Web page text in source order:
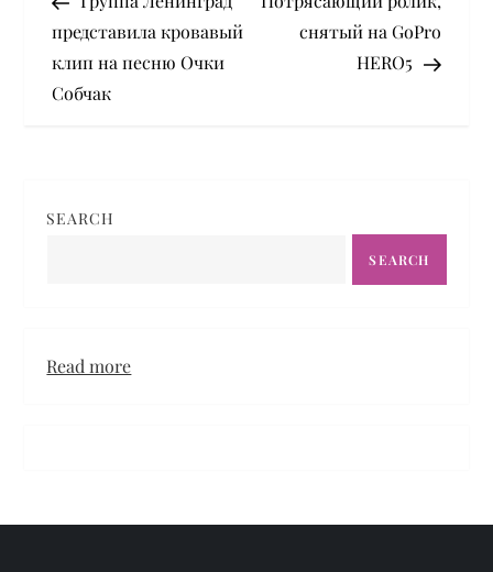
o
s
a
g
представила кровавый
клип на песню Очки
Собчак
снятый на GoPro
HERO5
SEARCH
SEARCH
Read more: